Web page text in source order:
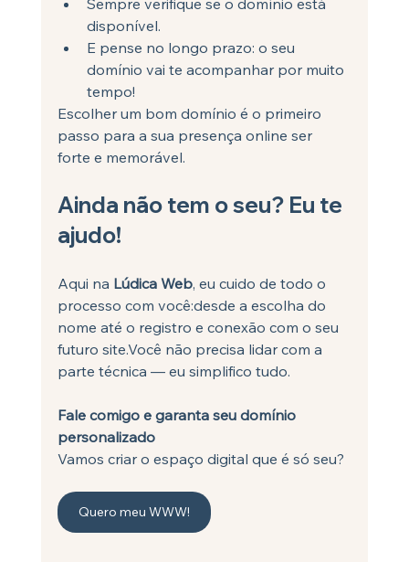
disponível.
E pense no longo prazo: o seu
domínio vai te acompanhar por muito
tempo!
Escolher um bom domínio é o primeiro
passo para a sua presença online ser
forte e memorável.
Ainda não tem o seu? Eu te
ajudo!
Aqui na Lúdica Web, eu cuido de todo o
processo com você:desde a escolha do
nome até o registro e conexão com o seu
futuro site.Você não precisa lidar com a
parte técnica — eu simplifico tudo.
Fale comigo e garanta seu domínio
personalizado
Vamos criar o espaço digital que é só seu?
Quero meu WWW!